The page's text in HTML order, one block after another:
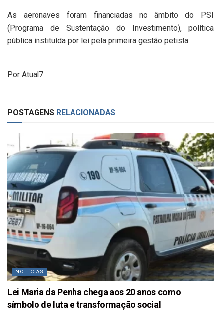
As aeronaves foram financiadas no âmbito do PSI
(Programa de Sustentação do Investimento), política
pública instituída por lei pela primeira gestão petista.
Por Atual7
POSTAGENS RELACIONADAS
NOTÍCIAS
Lei Maria da Penha chega aos 20 anos como
símbolo de luta e transformação social